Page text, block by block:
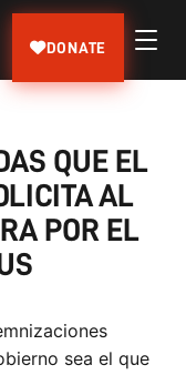
DONATE
QUE EL
AL
POR EL
sea el que